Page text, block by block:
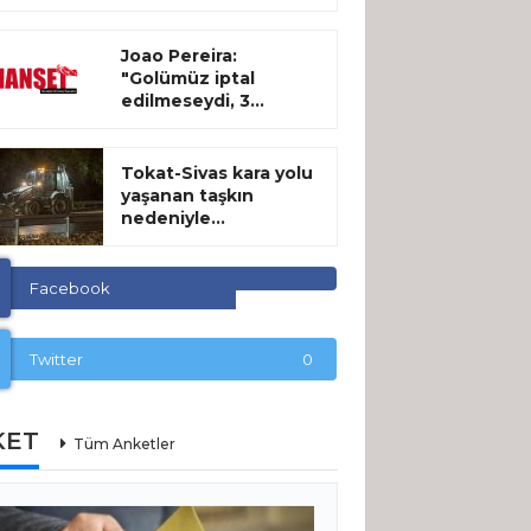
Joao Pereira:
"Golümüz iptal
edilmeseydi, 3...
Tokat-Sivas kara yolu
yaşanan taşkın
nedeniyle...
Facebook
Twitter 0
Tüm Anketler